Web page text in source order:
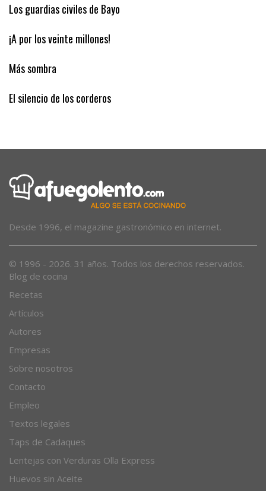
Los guardias civiles de Bayo
¡A por los veinte millones!
Más sombra
El silencio de los corderos
Desde 1996, el magazine gastronómico en internet.
© 1996 - 2026. 31 años. Todos los derechos reservados.
Blog de cocina
Recetas
Artículos
Autores
Empresas
Sobre nosotros
Contacto
Empleo
Textos legales
Taps de Cadaques
Lentejas con Verduras Olla Express
Huevos sin Aceite